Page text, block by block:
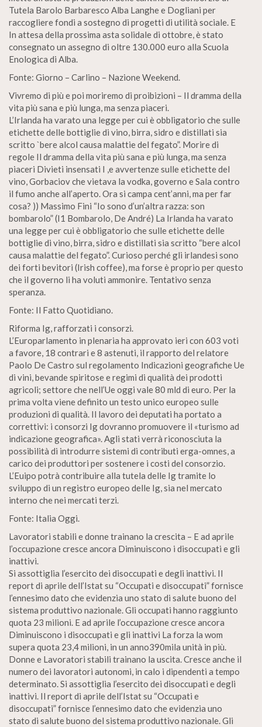
Tutela Barolo Barbaresco Alba Langhe e Dogliani per
raccogliere fondi a sostegno di progetti di utilità sociale. E
In attesa della prossima asta solidale di ottobre, è stato
consegnato un assegno di oltre 130.000 euro alla Scuola
Enologica di Alba.
Fonte: Giorno – Carlino – Nazione Weekend.
Vivremo di più e poi moriremo di proibizioni – Il dramma della
vita più sana e più lunga, ma senza piaceri.
L’Irlanda ha varato una legge per cui è obbligatorio che sulle
etichette delle bottiglie di vino, birra, sidro e distillati sia
scritto `bere alcol causa malattie del fegato”. Morire di
regole Il dramma della vita più sana e più lunga, ma senza
piaceri Divieti insensati I ,e avvertenze sulle etichette del
vino, Gorbaciov che vietava la vodka, governo e Sala contro
il fumo anche all’aperto. Ora si campa cent’anni, ma per far
cosa? )) Massimo Fini “Io sono d’un’altra razza: son
bombarolo” (I1 Bombarolo, De André) La Irlanda ha varato
una legge per cui è obbligatorio che sulle etichette delle
bottiglie di vino, birra, sidro e distillati sia scritto “bere alcol
causa malattie del fegato”. Curioso perché gli irlandesi sono
dei forti bevitori (Irish coffee), ma forse è proprio per questo
che il governo li ha voluti ammonire. Tentativo senza
speranza.
Fonte: Il Fatto Quotidiano.
Riforma Ig, rafforzati i consorzi.
L’Europarlamento in plenaria ha approvato ieri con 603 voti
a favore, 18 contrari e 8 astenuti, il rapporto del relatore
Paolo De Castro sul regolamento Indicazioni geografiche Ue
di vini, bevande spiritose e regimi di qualità dei prodotti
agricoli; settore che nell’Ue oggi vale 80 mld di euro. Per la
prima volta viene definito un testo unico europeo sulle
produzioni di qualità. Il lavoro dei deputati ha portato a
correttivi: i consorzi Ig dovranno promuovere il «turismo ad
indicazione geografica». Agli stati verrà riconosciuta la
possibilità di introdurre sistemi di contributi erga-omnes, a
carico dei produttori per sostenere i costi del consorzio.
L’Euipo potrà contribuire alla tutela delle Ig tramite lo
sviluppo di un registro europeo delle Ig, sia nel mercato
interno che nei mercati terzi.
Fonte: Italia Oggi.
Lavoratori stabili e donne trainano la crescita – E ad aprile
l’occupazione cresce ancora Diminuiscono i disoccupati e gli
inattivi.
Si assottiglia l’esercito dei disoccupati e degli inattivi. Il
report di aprile dell’Istat su “Occupati e disoccupati” fornisce
l’ennesimo dato che evidenzia uno stato di salute buono del
sistema produttivo nazionale. Gli occupati hanno raggiunto
quota 23 milioni. E ad aprile l’occupazione cresce ancora
Diminuiscono i disoccupati e gli inattivi La forza la wom
supera quota 23,4 milioni, in un anno390mila unità in più.
Donne e Lavoratori stabili trainano la uscita. Cresce anche il
numero dei lavoratori autonomi, in calo i dipendenti a tempo
determinato. Si assottiglia l’esercito dei disoccupati e degli
inattivi. Il report di aprile dell’Istat su “Occupati e
disoccupati” fornisce l’ennesimo dato che evidenzia uno
stato di salute buono del sistema produttivo nazionale. Gli